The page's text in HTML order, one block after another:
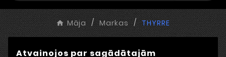
Māja Markas THYRRE
Atvainojos par sagādātajām